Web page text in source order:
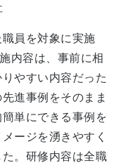
員を対象に実施
内容は、事前に相
やすい内容だった
進事例をそのまま
単にできる事例を
ージを湧きやすく
。研修内容は全職